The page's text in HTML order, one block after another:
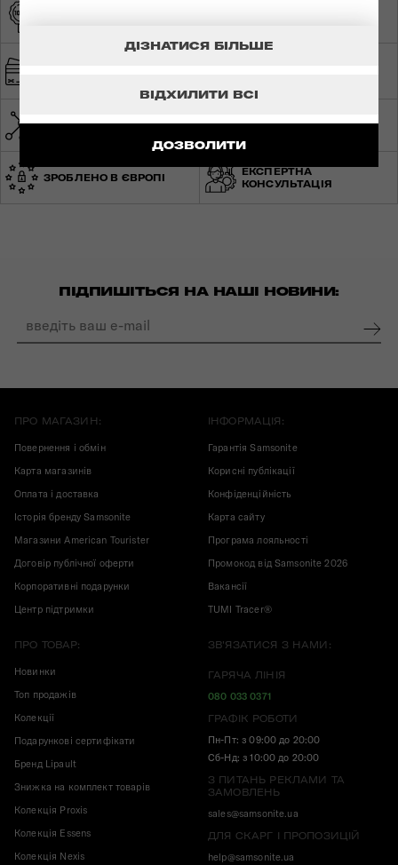
ДОЗВОЛИТИ
ВІДХИЛИТИ ВСІ
ДІЗНАТИСЯ БІЛЬШЕ
СВІТОВА ГАРАНТІЯ
ЗРОБЛЕНО В ЄВРОПІ
ЕКСПЕРТНА
КОНСУЛЬТАЦІЯ
ПІДПИШІТЬСЯ НА НАШІ НОВИНИ:
ПРО МАГАЗИН:
Повернення і обмін
Карта магазинів
Оплата і доставка
Історія бренду Samsonite
Магазини American Tourister
Договір публічної оферти
Корпоративні подарунки
Центр підтримки
ІНФОРМАЦІЯ:
Гарантія Samsonite
Корисні публікації
Конфіденційність
Карта сайту
Програма лояльності
Промокод від Samsonite 2026
Вакансії
TUMI Tracer®
ПРО ТОВАР:
Новинки
Топ продажів
Колекції
Подарункові сертифікати
Бренд Lipault
Знижка на комплект товарів
Колекція Proxis
Колекція Essens
Колекція Nexis
ЗВ'ЯЗАТИСЯ З НАМИ:
ГАРЯЧА ЛІНІЯ
080 033 0371
ГРАФІК РОБОТИ
Пн-Пт: з 09:00 до 20:00
Сб-Нд: з 10:00 до 20:00
З ПИТАНЬ РЕКЛАМИ ТА
ЗАМОВЛЕНЬ
sales@samsonite.ua
ДЛЯ СКАРГ І ПРОПОЗИЦІЙ
help@samsonite.ua